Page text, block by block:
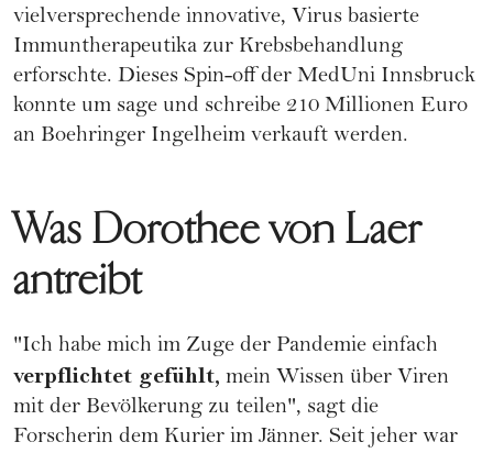
vielversprechende innovative, Virus basierte
Immuntherapeutika zur Krebsbehandlung
erforschte. Dieses Spin-off der MedUni Innsbruck
konnte um sage und schreibe 210 Millionen Euro
an Boehringer Ingelheim verkauft werden.
Was Dorothee von Laer
antreibt
"Ich habe mich im Zuge der Pandemie einfach
verpflichtet gefühlt, mein Wissen über Viren
mit der Bevölkerung zu teilen", sagt die
Forscherin dem Kurier im Jänner. Seit jeher war